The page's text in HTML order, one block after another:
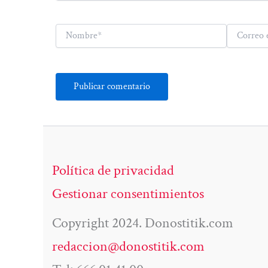
Nombre*
Correo
electrónico*
Política de privacidad
Gestionar consentimientos
Copyright 2024. Donostitik.com
redaccion@donostitik.com